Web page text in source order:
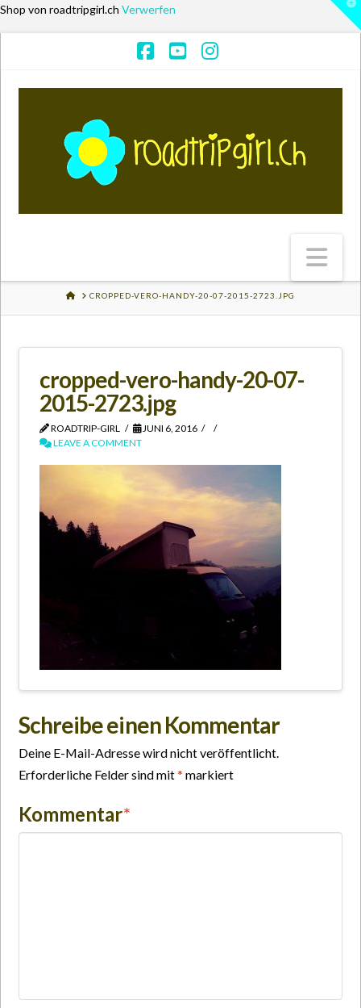
Shop von roadtripgirl.ch Verwerfen
HOMECROPPED-VERO-HANDY-20-07-2015-2723.JPG
cropped-vero-handy-20-07-
2015-2723.jpg
ROADTRIP-GIRL
JUNI 6, 2016
LEAVE A COMMENT
Schreibe einen Kommentar
Deine E-Mail-Adresse wird nicht veröffentlicht.
Erforderliche Felder sind mit* markiert
Kommentar*